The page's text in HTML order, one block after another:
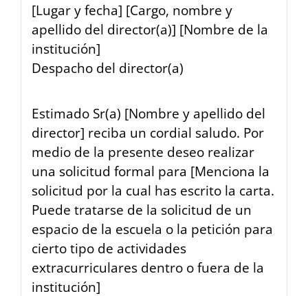
[Lugar y fecha] [Cargo, nombre y
apellido del director(a)] [Nombre de la
institución]
Despacho del director(a)
Estimado Sr(a) [Nombre y apellido del
director] reciba un cordial saludo. Por
medio de la presente deseo realizar
una solicitud formal para [Menciona la
solicitud por la cual has escrito la carta.
Puede tratarse de la solicitud de un
espacio de la escuela o la petición para
cierto tipo de actividades
extracurriculares dentro o fuera de la
institución]